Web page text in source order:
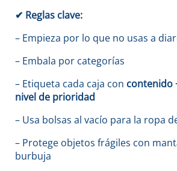
✔ Reglas clave:
– Empieza por lo que no usas a
– Embala por categorías
– Etiqueta cada caja con contenido
nivel de prioridad
– Usa bolsas al vacío para la ropa
– Protege objetos frágiles con
burbuja